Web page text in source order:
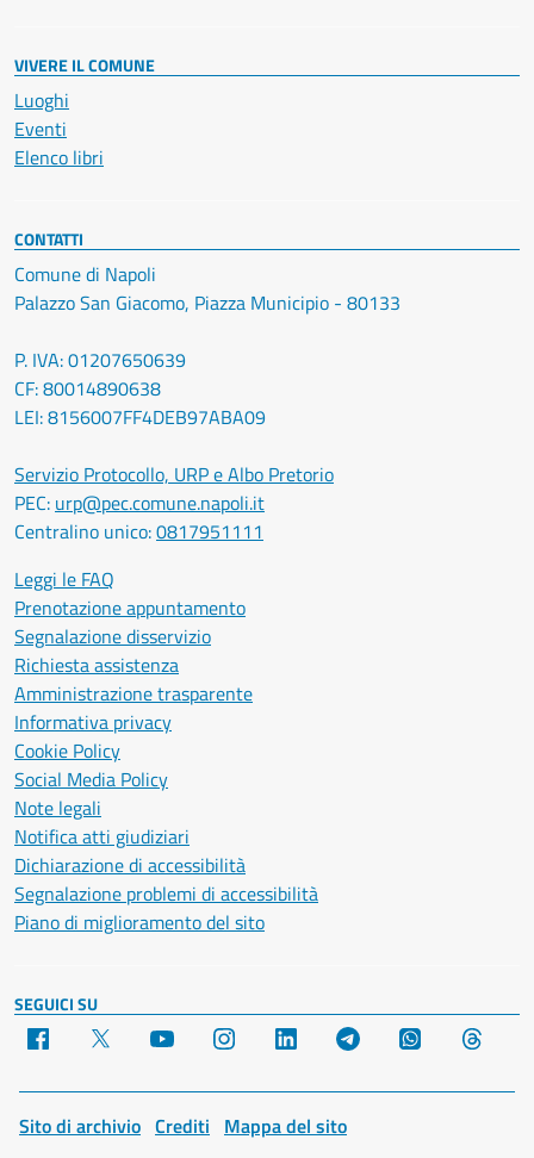
VIVERE IL COMUNE
Luoghi
Eventi
Elenco libri
CONTATTI
Comune di Napoli
Palazzo San Giacomo, Piazza Municipio - 80133
P. IVA: 01207650639
CF: 80014890638
LEI: 8156007FF4DEB97ABA09
Servizio Protocollo, URP e Albo Pretorio
PEC: urp@pec.comune.napoli.it
Centralino unico:0817951111
Leggi le FAQ
Prenotazione appuntamento
Segnalazione disservizio
Richiesta assistenza
Amministrazione trasparente
Informativa privacy
Cookie Policy
Social Media Policy
Note legali
Notifica atti giudiziari
Dichiarazione di accessibilità
Segnalazione problemi di accessibilità
Piano di miglioramento del sito
SEGUICI SU
Facebook YouTube Instagram LinkedIn Telegram WhatsApp
Sito di archivio Crediti Mappa del sito